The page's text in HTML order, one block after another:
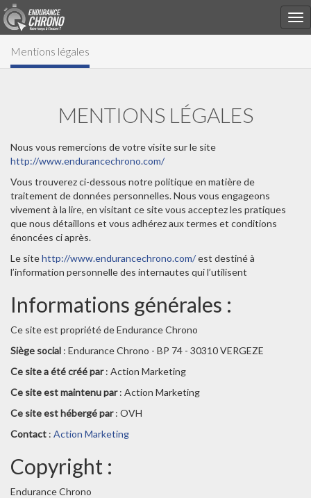
Mentions légales
MENTIONS LÉGALES
Nous vous remercions de votre visite sur le site
http://www.endurancechrono.com/
Vous trouverez ci-dessous notre politique en matière de
traitement de données personnelles. Nous vous engageons
vivement à la lire, en visitant ce site vous acceptez les pratiques
que nous détaillons et vous adhérez aux termes et conditions
énoncées ci après.
Le sitehttp://www.endurancechrono.com/est destiné à
l’information personnelle des internautes qui l’utilisent
Informations générales :
Ce site est propriété de Endurance Chrono
Siège social : Endurance Chrono - BP 74 - 30310 VERGEZE
Ce site a été créé par: Action Marketing
Ce site est maintenu par: Action Marketing
Ce site est hébergé par: OVH
Contact : Action Marketing
Copyright :
Endurance Chrono